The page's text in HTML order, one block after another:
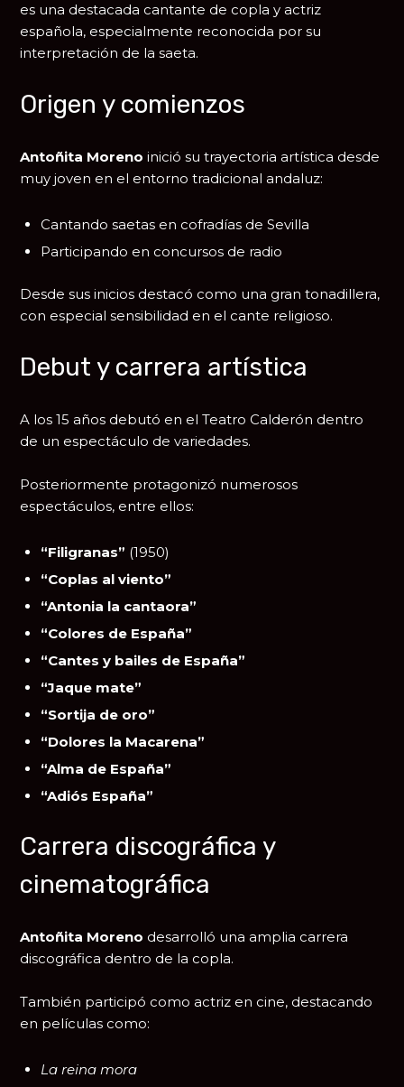
es una destacada cantante de copla y actriz
española, especialmente reconocida por su
interpretación de la saeta.
Origen y comienzos
Antoñita Moreno inició su trayectoria artística desde
muy joven en el entorno tradicional andaluz:
Cantando saetas en cofradías deSevilla
Participando en concursos de radio
Desde sus inicios destacó como una gran tonadillera,
con especial sensibilidad en el cante religioso.
Debut y carrera artística
A los 15 años debutó en elTeatro Calderón dentro
de un espectáculo de variedades.
Posteriormente protagonizó numerosos
espectáculos, entre ellos:
“Filigranas” (1950)
“Coplas al viento”
“Antonia la cantaora”
“Colores de España”
“Cantes y bailes de España”
“Jaque mate”
“Sortija de oro”
“Dolores la Macarena”
“Alma de España”
“Adiós España”
Carrera discográfica y
cinematográfica
Antoñita Moreno desarrolló una amplia carrera
discográfica dentro de la copla.
También participó como actriz en cine, destacando
en películas como:
La reina mora